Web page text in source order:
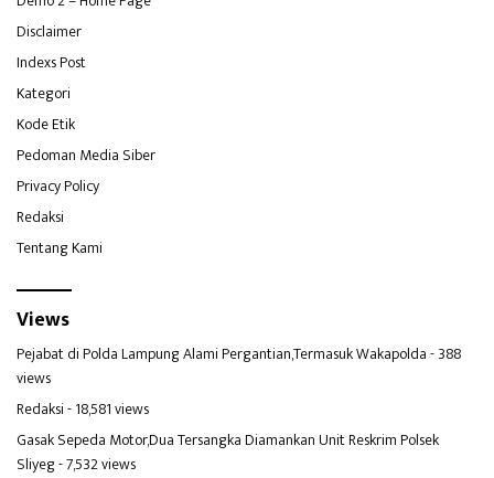
Disclaimer
Indexs Post
Kategori
Kode Etik
Pedoman Media Siber
Privacy Policy
Redaksi
Tentang Kami
Views
Pejabat di Polda Lampung Alami Pergantian,Termasuk Wakapolda- 388
views
Redaksi- 18,581 views
Gasak Sepeda Motor,Dua Tersangka Diamankan Unit Reskrim Polsek
Sliyeg- 7,532 views